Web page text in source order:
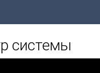
системы